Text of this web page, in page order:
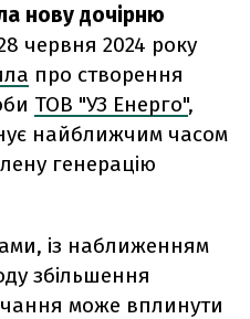
нову дочірню
червня 2024 року
про створення
ТОВ "УЗ Енерго",
найближчим часом
генерацію
із наближенням
збільшення
може вплинути